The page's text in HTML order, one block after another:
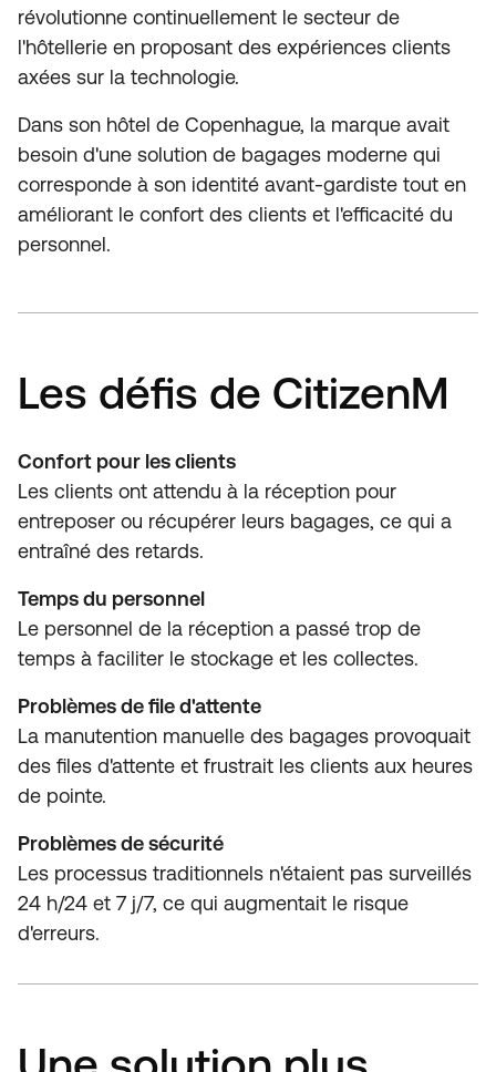
révolutionne continuellement le secteur de
l'hôtellerie en proposant des expériences clients
axées sur la technologie.
Dans son hôtel de Copenhague, la marque avait
besoin d'une solution de bagages moderne qui
corresponde à son identité avant-gardiste tout en
améliorant le confort des clients et l'efficacité du
personnel.
Les défis de CitizenM
Confort pour les clients
Les clients ont attendu à la réception pour
entreposer ou récupérer leurs bagages, ce qui a
entraîné des retards.
Temps du personnel
Le personnel de la réception a passé trop de
temps à faciliter le stockage et les collectes.
Problèmes de file d'attente
La manutention manuelle des bagages provoquait
des files d'attente et frustrait les clients aux heures
de pointe.
Problèmes de sécurité
Les processus traditionnels n'étaient pas surveillés
24 h/24 et 7 j/7, ce qui augmentait le risque
d'erreurs.